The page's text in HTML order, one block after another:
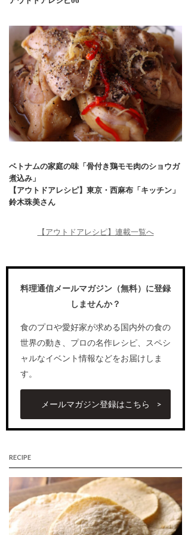
ベトナムの家庭の味「骨付き鶏モモ肉のショウガ
煮込み」
【アウトドアレシピ】東京・西麻布「キッチン」
鈴木珠美さん
【アウトドアレシピ】連載一覧へ
料理通信メールマガジン（無料）に登録
しませんか？
食のプロや愛好家が求める国内外の食の
世界の動き、プロの名作レシピ、スペシ
ャルなイベント情報などをお届けしま
す。
メールマガジン登録はこちら
RECIPE